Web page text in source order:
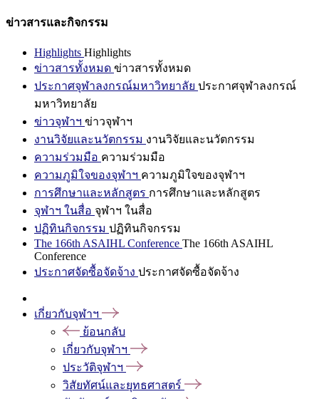
ข่าวสารและกิจกรรม
Highlights Highlights
ข่าวสารทั้งหมด ข่าวสารทั้งหมด
ประกาศจุฬาลงกรณ์มหาวิทยาลัย ประกาศจุฬาลงกรณ์
มหาวิทยาลัย
ข่าวจุฬาฯ ข่าวจุฬาฯ
งานวิจัยและนวัตกรรม งานวิจัยและนวัตกรรม
ความร่วมมือ ความร่วมมือ
ความภูมิใจของจุฬาฯ ความภูมิใจของจุฬาฯ
การศึกษาและหลักสูตร การศึกษาและหลักสูตร
จุฬาฯ ในสื่อ จุฬาฯ ในสื่อ
ปฏิทินกิจกรรม ปฏิทินกิจกรรม
The 166th ASAIHL Conference The 166th ASAIHL
Conference
ประกาศจัดซื้อจัดจ้าง ประกาศจัดซื้อจัดจ้าง
เกี่ยวกับจุฬาฯ
ย้อนกลับ
เกี่ยวกับจุฬาฯ
ประวัติจุฬาฯ
วิสัยทัศน์และยุทธศาสตร์